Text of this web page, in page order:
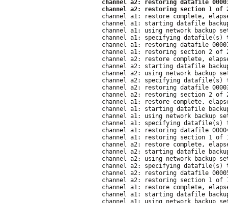
channel a2: restoring datafile
channel a2: restoring section 1 of
channel a1: restore complete,
channel a1: starting datafile
channel a1: using network backup
channel a1: specifying datafile(s)
channel a1: restoring datafile
channel a1: restoring section 2 of
channel a2: restore complete,
channel a2: starting datafile
channel a2: using network backup
channel a2: specifying datafile(s)
channel a2: restoring datafile
channel a2: restoring section 2 of
channel a1: restore complete,
channel a1: starting datafile
channel a1: using network backup
channel a1: specifying datafile(s)
channel a1: restoring datafile
channel a1: restoring section 1 of
channel a2: restore complete,
channel a2: starting datafile
channel a2: using network backup
channel a2: specifying datafile(s)
channel a2: restoring datafile
channel a2: restoring section 1 of
channel a1: restore complete,
channel a1: starting datafile
channel a1: using network backup